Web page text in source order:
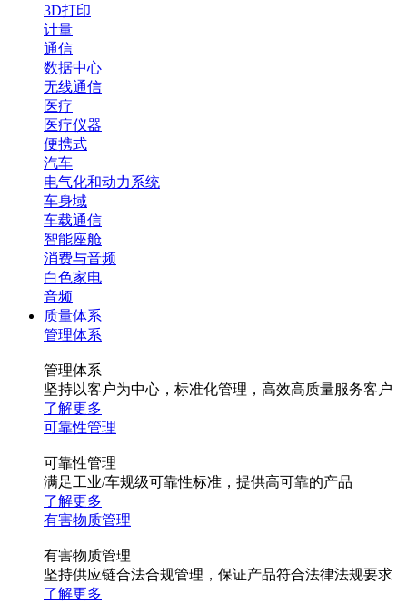
3D打印
计量
通信
数据中心
无线通信
医疗
医疗仪器
便携式
汽车
电气化和动力系统
车身域
车载通信
智能座舱
消费与音频
白色家电
音频
质量体系
管理体系
管理体系
坚持以客户为中心，标准化管理，高效高质量服务客户
了解更多
可靠性管理
可靠性管理
满足工业/车规级可靠性标准，提供高可靠的产品
了解更多
有害物质管理
有害物质管理
坚持供应链合法合规管理，保证产品符合法律法规要求
了解更多